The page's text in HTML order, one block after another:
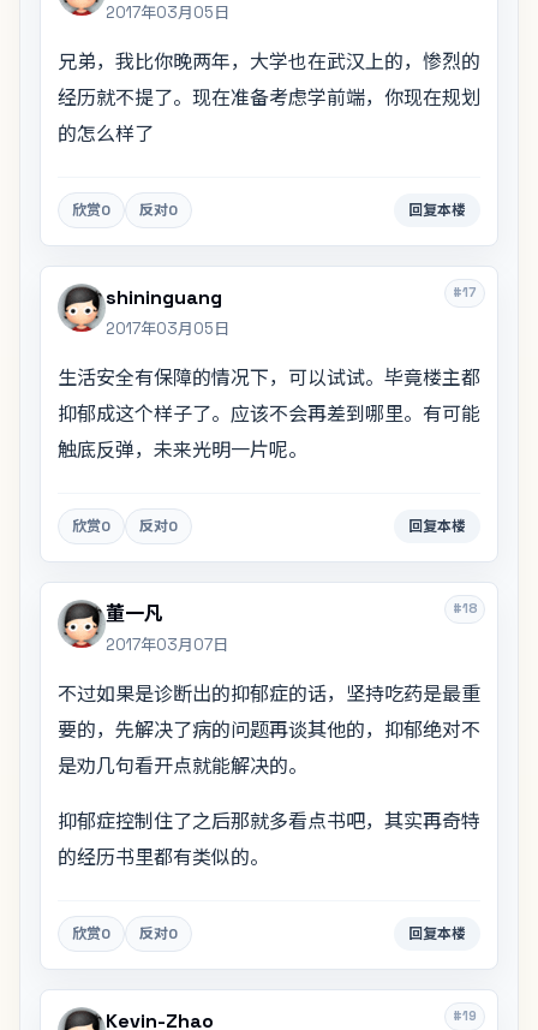
2017年03月05日
兄弟，我比你晚两年，大学也在武汉上的，惨烈的
经历就不提了。现在准备考虑学前端，你现在规划
的怎么样了
欣赏0 反对0 回复本楼
#17
shininguang
2017年03月05日
生活安全有保障的情况下，可以试试。毕竟楼主都
抑郁成这个样子了。应该不会再差到哪里。有可能
触底反弹，未来光明一片呢。
欣赏0 反对0 回复本楼
#18
董一凡
2017年03月07日
不过如果是诊断出的抑郁症的话，坚持吃药是最重
要的，先解决了病的问题再谈其他的，抑郁绝对不
是劝几句看开点就能解决的。
抑郁症控制住了之后那就多看点书吧，其实再奇特
的经历书里都有类似的。
欣赏0 反对0 回复本楼
#19
Kevin-Zhao